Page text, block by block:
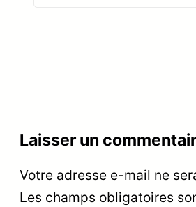
Laisser un
Votre adresse e-mail ne
Les champs obligatoires